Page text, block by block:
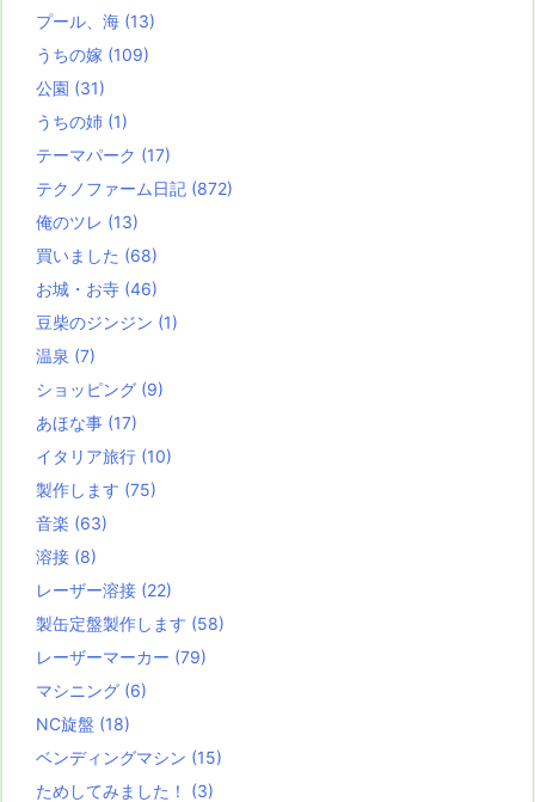
プール、海 (13)
うちの嫁 (109)
公園 (31)
うちの姉 (1)
テーマパーク (17)
テクノファーム日記 (872)
俺のツレ (13)
買いました (68)
お城・お寺 (46)
豆柴のジンジン (1)
温泉 (7)
ショッピング (9)
あほな事 (17)
イタリア旅行 (10)
製作します (75)
音楽 (63)
溶接 (8)
レーザー溶接 (22)
製缶定盤製作します (58)
レーザーマーカー (79)
マシニング (6)
NC旋盤 (18)
ベンディングマシン (15)
ためしてみました！ (3)